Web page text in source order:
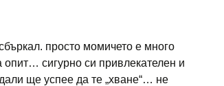
просто момичето е много
опит… сигурно си привлекателен и
ще успее да те „хване“… не